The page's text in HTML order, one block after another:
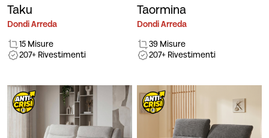
Taku
Dondi Arreda
15 Misure
207+ Rivestimenti
Taormina
Dondi Arreda
39 Misure
207+ Rivestimenti